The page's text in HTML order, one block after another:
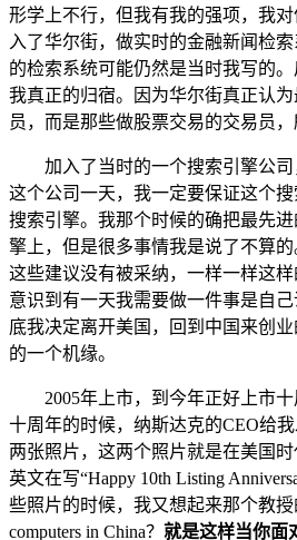
形学上不行，但我有我的强项，我
入了华尔街，做实时的金融新闻检
的检索系统可能仍然是当时我写的
我真正的归宿。因为华尔街真正认
员，而是那些做股票交易的交易员，
加入了当时的一个搜索引擎公司
这个公司一天，我一定要保证这个
搜索引擎。我那个时候的确把最先进
擎上，但是很多事情我是说了不算
这些建议没有被采纳，一样一样这
意识到有一天我需要做一件事是自
底我决定离开美国，回到中国来创
的一个机缘。
2005年上市，到今年正好上市十
十周年的时候，纳斯达克的CEO给
两张照片，这两个照片就是在美国
英文在写“Happy 10th Listing
些照片的时候，我又想起来那个教授
computers in China？ 就是这样当你面